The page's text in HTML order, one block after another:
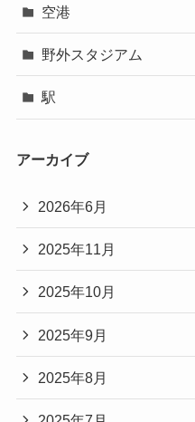
空港
野外スタジアム
駅
アーカイブ
2026年6月
2025年11月
2025年10月
2025年9月
2025年8月